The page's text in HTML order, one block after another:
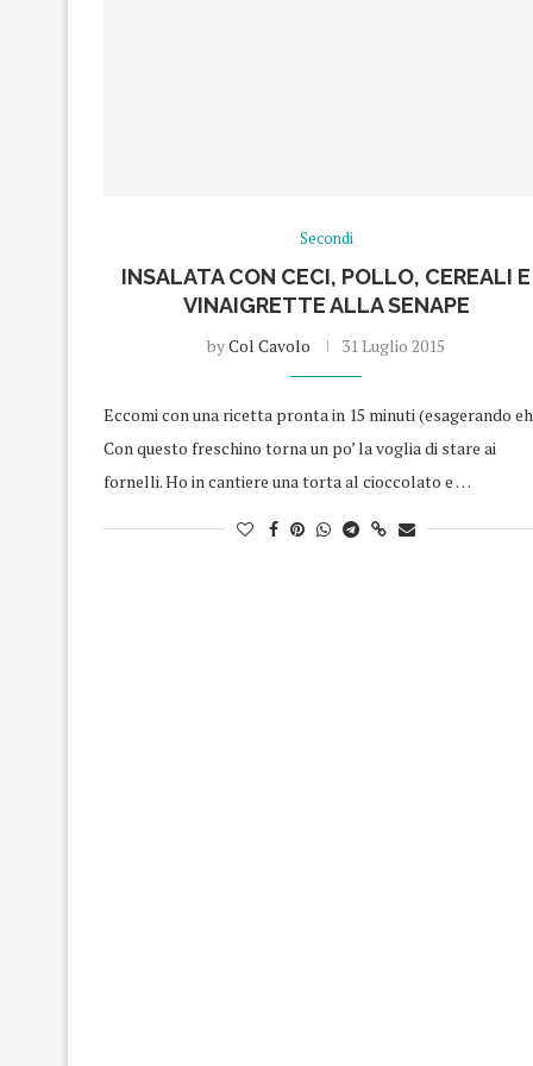
Secondi
INSALATA CON CECI, POLLO, CEREALI E
VINAIGRETTE ALLA SENAPE
byCol Cavolo 31 Luglio 2015
Eccomi con una ricetta pronta in 15 minuti (esagerando
Con questo freschino torna un po’ la voglia di stare ai
fornelli. Ho in cantiere una torta al cioccolato e …